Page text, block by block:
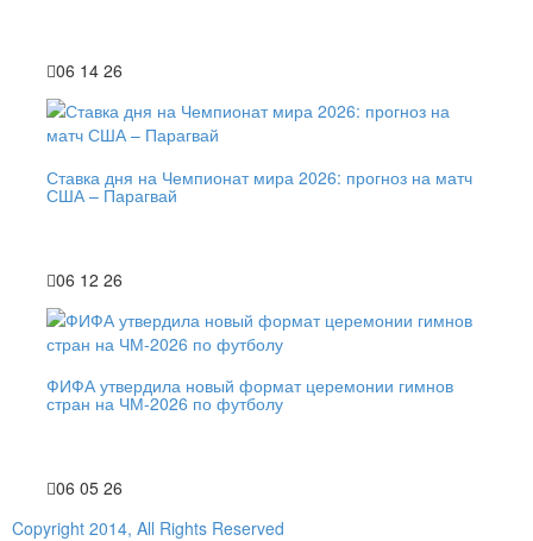
06 14 26
Ставка дня на Чемпионат мира 2026: прогноз на матч
США – Парагвай
06 12 26
ФИФА утвердила новый формат церемонии гимнов
стран на ЧМ-2026 по футболу
06 05 26
Copyright 2014, All Rights Reserved